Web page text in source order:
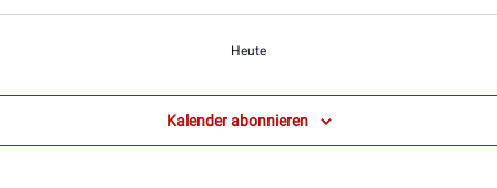
Heute
Kalender abonnieren